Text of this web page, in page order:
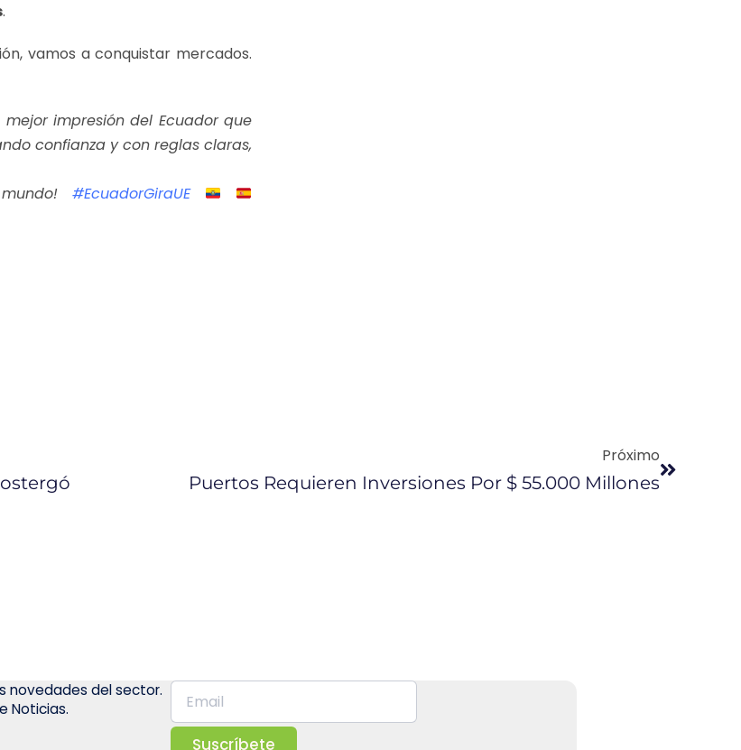
.
vamos a conquistar mercados.
impresión del Ecuador que
confianza y con reglas claras,
#EcuadorGiraUE
Próximo
Puertos Requieren Inversiones Por $ 55.000 Millones
novedades del sector.
Noticias.
Suscríbete